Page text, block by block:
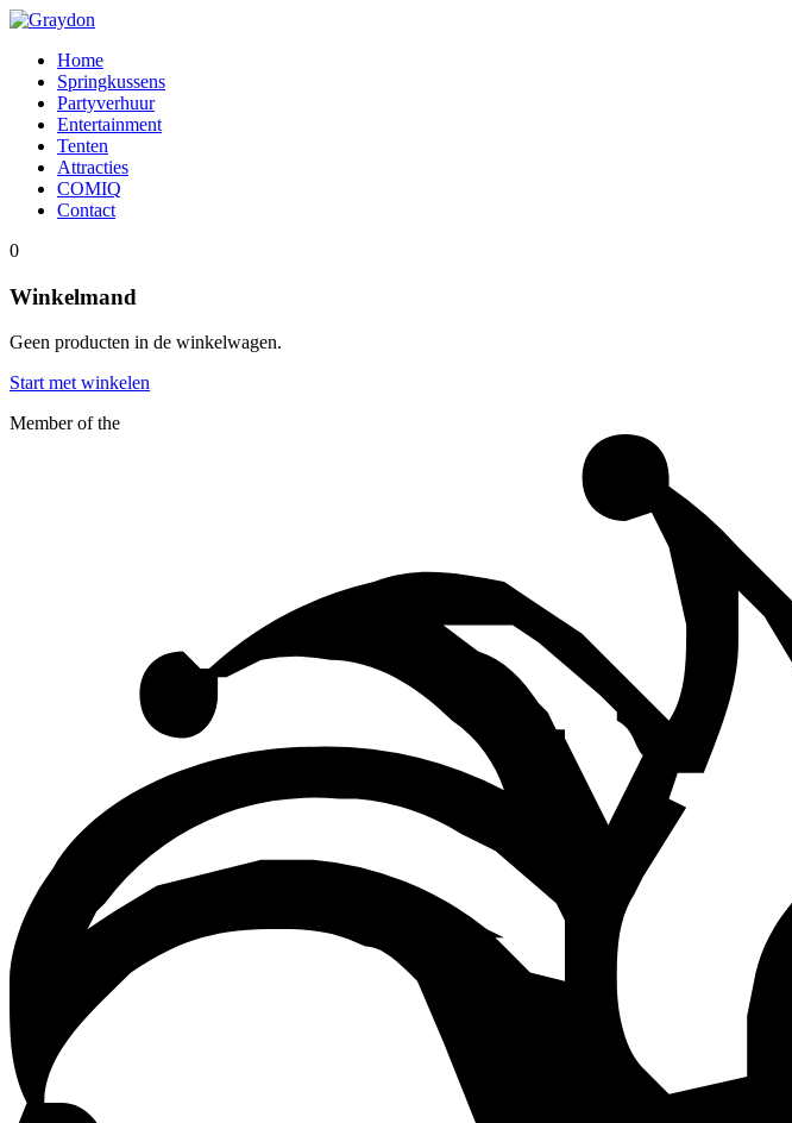
Home
Springkussens
Partyverhuur
Entertainment
Tenten
Attracties
COMIQ
Contact
0
Winkelmand
Geen producten in de winkelwagen.
Start met winkelen
Member of the